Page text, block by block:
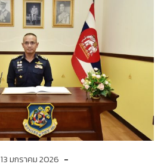
13 มกราคม 2026